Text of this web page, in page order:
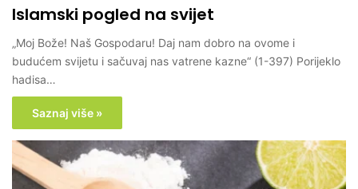
Islamski pogled na svijet
„Moj Bože! Naš Gospodaru! Daj nam dobro na ovome i
budućem svijetu i sačuvaj nas vatrene kazne“ (1-397) Porijeklo
hadisa…
Saznaj više »